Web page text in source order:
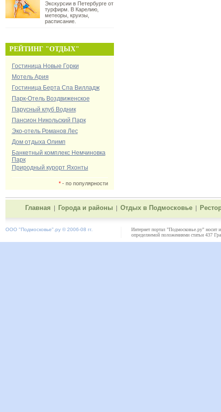
Экскурсии в Петербурге от
турфирм. В Карелию,
метеоры, круизы,
расписание.
РЕЙТИНГ "ОТДЫХ"
Гостиница Новые Горки
Мотель Ария
Гостиница Берта Спа Вилладж
Парк-Отель Воздвиженское
Парусный клуб Водник
Пансион Никольский Парк
Эко-отель Романов Лес
Дом отдыха Олимп
Банкетный комплекс Немчиновка
Парк
Природный курорт Яхонты
*- по популярности
Главная Города и районы Отдых в Подмосковье
ООО "Подмосковье" .ру © 2006-08 гг.
Интернет портал "Подмосковье.ру" носит
определяемой положениями статьи 437